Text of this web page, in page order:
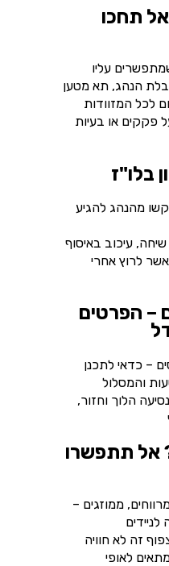
תחכו
עליו
הנהג, תא מטען
לכל המזוודות
פקקים או בעיות
ב־19:00? בקשו מהנהג להגיע
עיכוב באיסוף
לרוץ אחרי
– הפרטים
– כדאי לתכנן
והמסלול
הלוך וחזור,
אל תתפשרו
ממוזגים –
לאופי